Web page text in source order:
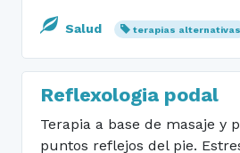
Salud terapias alternativas
Reflexologia podal
Terapia a base de masaje y
puntos reflejos del pie.